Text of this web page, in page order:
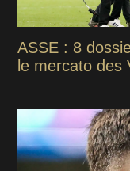
ASSE : 8
le mercato des